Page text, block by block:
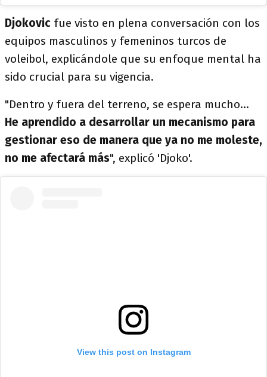
Djokovic fue visto en plena conversación con los
equipos masculinos y femeninos turcos de
voleibol, explicándole que su enfoque mental ha
sido crucial para su vigencia.
"Dentro y fuera del terreno, se espera mucho...
He aprendido a desarrollar un mecanismo para
gestionar eso de manera que ya no me moleste,
no me afectará más", explicó 'Djoko'.
View this post on Instagram